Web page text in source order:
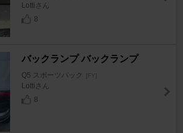
Lottiさん
8
バックランプ バックランプ
Q5 スポーツバック [FY]
Lottiさん
8